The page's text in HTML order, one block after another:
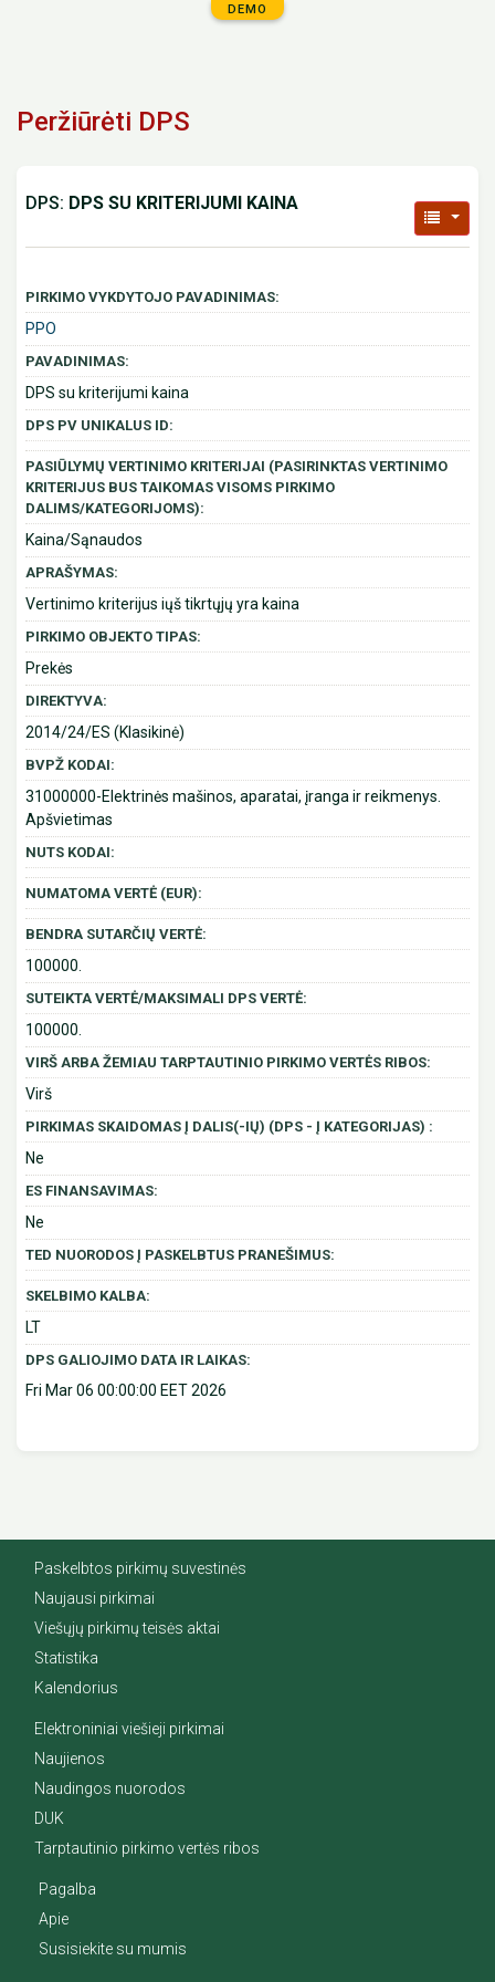
DEMO
Peržiūrėti DPS
DPS: DPS SU KRITERIJUMI KAINA
PIRKIMO VYKDYTOJO PAVADINIMAS:
PPO
PAVADINIMAS:
DPS su kriterijumi kaina
DPS PV UNIKALUS ID:
PASIŪLYMŲ VERTINIMO KRITERIJAI (PASIRINKTAS VERTINIMO
KRITERIJUS BUS TAIKOMAS VISOMS PIRKIMO
DALIMS/KATEGORIJOMS):
Kaina/Sąnaudos
APRAŠYMAS:
Vertinimo kriterijus iųš tikrtųjų yra kaina
PIRKIMO OBJEKTO TIPAS:
Prekės
DIREKTYVA:
2014/24/ES (Klasikinė)
BVPŽ KODAI:
31000000-Elektrinės mašinos, aparatai, įranga ir reikmenys.
Apšvietimas
NUTS KODAI:
NUMATOMA VERTĖ (EUR):
BENDRA SUTARČIŲ VERTĖ:
100000.
SUTEIKTA VERTĖ/MAKSIMALI DPS VERTĖ:
100000.
VIRŠ ARBA ŽEMIAU TARPTAUTINIO PIRKIMO VERTĖS RIBOS:
Virš
PIRKIMAS SKAIDOMAS Į DALIS(-IŲ) (DPS - Į KATEGORIJAS) :
Ne
ES FINANSAVIMAS:
Ne
TED NUORODOS Į PASKELBTUS PRANEŠIMUS:
SKELBIMO KALBA:
LT
DPS GALIOJIMO DATA IR LAIKAS:
Fri Mar 06 00:00:00 EET 2026
Paskelbtos pirkimų suvestinės
Naujausi pirkimai
Viešųjų pirkimų teisės aktai
Statistika
Kalendorius
Elektroniniai viešieji pirkimai
Naujienos
Naudingos nuorodos
DUK
Tarptautinio pirkimo vertės ribos
Pagalba
Apie
Susisiekite su mumis